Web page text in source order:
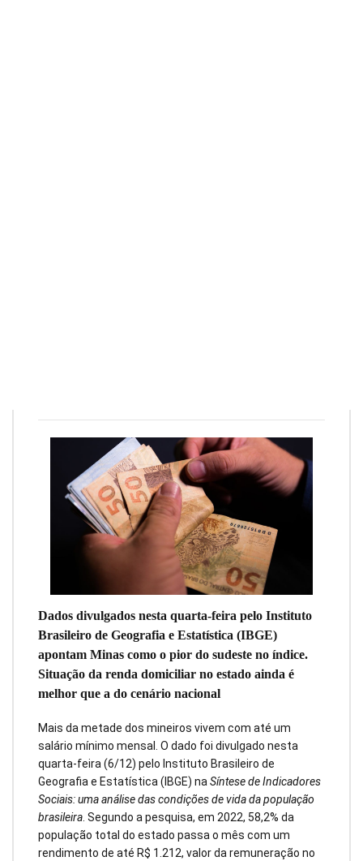
Dados divulgados nesta quarta-feira pelo Instituto
Brasileiro de Geografia e Estatística (IBGE)
apontam Minas como o pior do sudeste no índice.
Situação da renda domiciliar no estado ainda é
melhor que a do cenário nacional
Mais da metade dos mineiros vivem com até um
salário mínimo mensal. O dado foi divulgado nesta
quarta-feira (6/12) pelo Instituto Brasileiro de
Geografia e Estatística (IBGE) naSíntese de Indicadores
Sociais: uma análise das condições de vida da população
brasileira. Segundo a pesquisa, em 2022, 58,2% da
população total do estado passa o mês com um
rendimento de até R$ 1.212, valor da remuneração no